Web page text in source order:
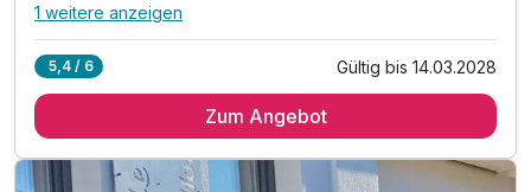
Alle Inklusivleistungen
1 x reichhaltiges Frühstück vom Buffet
inkl. Rundfahrten mit dem KrabbenExpress**
1 weitere anzeigen
5,4 / 6 Gültig bis 14.03.2028
Zum Angebot